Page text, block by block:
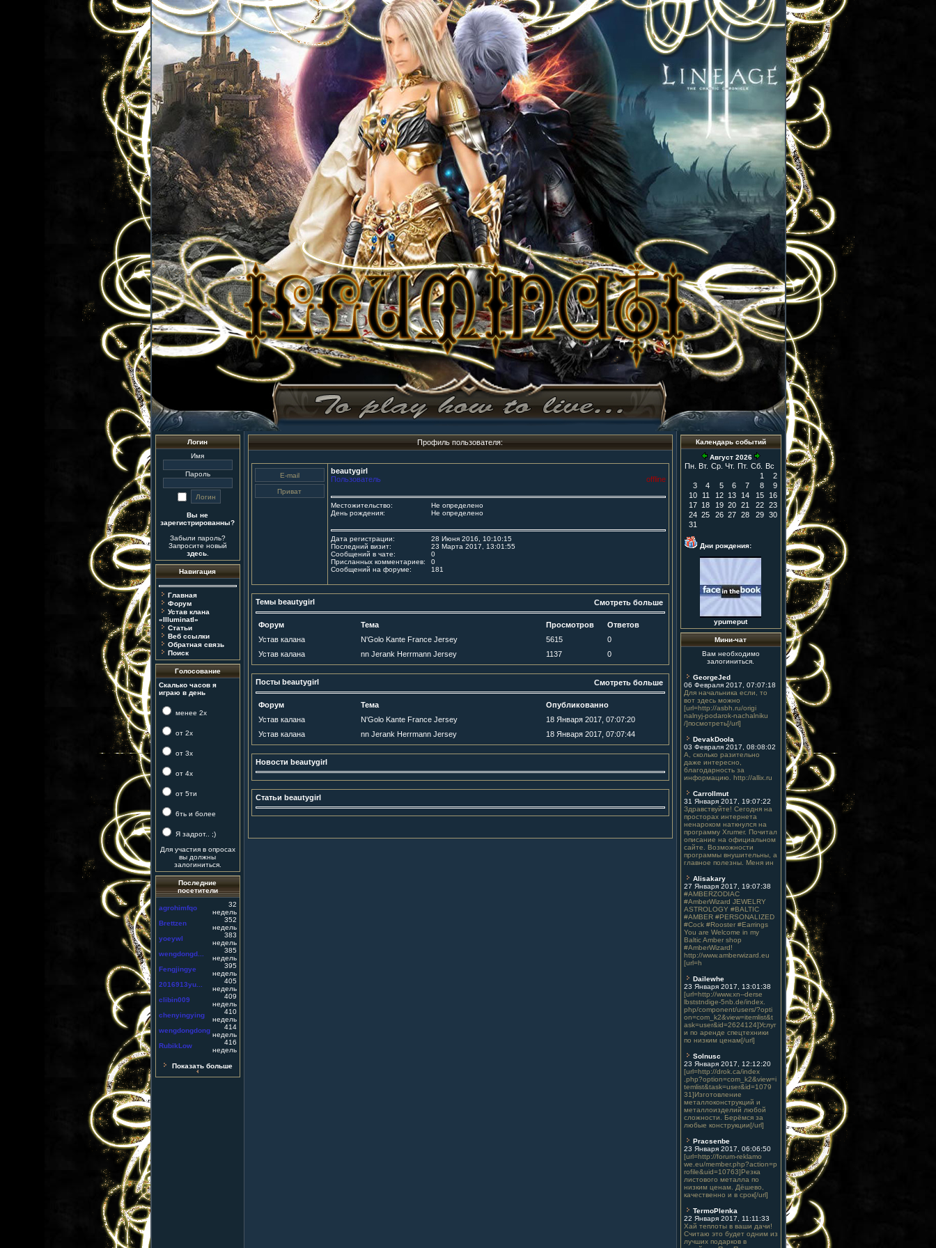
Логин
Имя
Пароль
Вы не
зарегистрированны?
Забыли пароль?
Запросите новый
здесь.
Навигация
Главная
Форум
Устав клана
«IlluminatI»
Статьи
Веб ссылки
Обратная связь
Поиск
Голосование
Скалько часов я
играю в день
менее 2х
от 2х
от 3х
от 4х
от 5ти
6ть и более
Я задрот.. ;)
Для участия в опросах
вы должны
залогиниться.
Последние
посетители
agrohimfqo
32
недель
Brettzen
352
недель
yoeywl
383
недель
wengdongd...
385
недель
Fengjingye
395
недель
2016913yu...
405
недель
clibin009
409
недель
chenyingying
410
недель
wengdongdong
414
недель
RubikLow
416
недель
Показать больше
Профиль пользователя:
beautygirl
Пользователь
offline
Местожительство:
Не определено
День рождения:
Не определено
Дата регистрации:
28 Июня 2016, 10:10:15
Последний визит:
23 Марта 2017, 13:01:55
Сообщений в чате:
0
Присланных комментариев:
0
Сообщений на форуме:
181
Темы beautygirl Смотреть больше
Форум Тема Просмотров
Ответов
Устав калана
N'Golo Kante France Jersey 5615
0
Устав калана
nn Jerank Herrmann Jersey 1137 0
Посты beautygirl Смотреть больше
Форум Тема
Опубликованно
Устав калана
N'Golo Kante France Jersey
18 Января 2017, 07:07:20
Устав калана
nn Jerank Herrmann Jersey 18 Января 2017, 07:07:44
Новости beautygirl
Статьи beautygirl
Календарь событий
Август 2026
Пн. Вт. Ср. Чт. Пт. Сб.
Вс
1
2
3
4 5 6 7 8
9
10
11 12 13 14 15
16
17
18 19 20 21 22
23
24 25 26 27 28 29
30
31
Дни рождения:
ypumeput
Мини-чат
Вам необходимо
залогиниться.
GeorgeJed
06 Февраля 2017, 07:07:18
Для начальника если, то
вот здесь можно
[url=http://asbh.ru/origi
nalnyj-podarok-nachalniku
/]посмотреть[/url]
DevakDoola
03 Февраля 2017, 08:08:02
А, сколько разительно
даже интересно,
благодарность за
информацию. http://allix.ru
Carrollmut
31 Января 2017, 19:07:22
Здравствуйте! Сегодня на
просторах интернета
ненароком наткнулся на
программу Xrumer. Почитал
описание на официальном
сайте. Возможности
программы внушительны, а
главное полезны. Меня ин
Alisakary
27 Января 2017, 19:07:38
#AMBERZODIAC
#AmberWizard JEWELRY
ASTROLOGY #BALTIC
#AMBER #PERSONALIZED
#Cock #Rooster #Earrings
You are Welcome in my
Baltic Amber shop
#AmberWizard!
http://www.amberwizard.eu
[url=h
Dailewhe
23 Января 2017, 13:01:38
[url=http://www.xn--derse
lbststndige-5nb.de/index.
php/component/users/?opti
on=com_k2&view=itemlist&t
ask=user&id=2624124]Услуг
и по аренде спецтехники
по низким ценам[/url]
Solnusc
23 Января 2017, 12:12:20
[url=http://drok.ca/index
.php?option=com_k2&view=i
temlist&task=user&id=1079
31]Изготовление
металлоконструкций и
металлоизделий любой
сложности. Берёмся за
любые конструкции[/url]
Pracsenbe
23 Января 2017, 06:06:50
[url=http://forum-reklamo
we.eu/member.php?action=p
rofile&uid=10763]Резка
листового металла по
низким ценам. Дёшево,
качественно и в срок[/url]
TermoPlenka
22 Января 2017, 11:11:33
Хай теплоты в ваши дачи!
Считаю это будет одним из
лучших подарков в